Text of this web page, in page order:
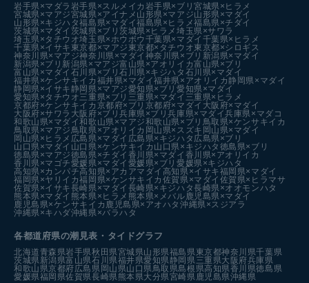
岩手県×マダラ 岩手県×スルメイカ 岩手県×ブリ宮城県×ヒラメ
宮城県×マアジ宮城県×アイナメ 山形県×マアジ山形県×マダイ
山形県×キジハタ福島県×マダイ福島県×ヒラメ福島県×チダイ
茨城県×マダイ 茨城県×ブリ茨城県×ヒラメ埼玉県×サワラ
埼玉県×タチウオ埼玉県×ホウボウ 千葉県×マダイ 千葉県×ヒラメ
千葉県×イサキ 東京都×マアジ 東京都×タチウオ東京都×シロギス
神奈川県×マアジ神奈川県×マダイ 神奈川県×ブリ 新潟県×マダイ
新潟県×ブリ 新潟県×マアジ富山県×アオリイカ富山県×ブリ
富山県×マダイ 石川県×ブリ石川県×キジハタ 石川県×マダイ
福井県×ケンサキイカ 福井県×マダイ福井県×アオリイカ静岡県×マダイ
静岡県×イサキ静岡県×マアジ愛知県×ブリ愛知県×マダイ
愛知県×タチウオ三重県×ブリ 三重県×マダイ 三重県×ヒラメ
京都府×ケンサキイカ 京都府×ブリ 京都府×マダイ 大阪府×マダイ
大阪府×サワラ 大阪府×ブリ兵庫県×ブリ兵庫県×マダイ兵庫県×マダコ
和歌山県×マダイ和歌山県×マアジ和歌山県×ブリ 鳥取県×ケンサキイカ
鳥取県×マアジ鳥取県×アオリイカ 岡山県×スズキ 岡山県×マダイ
岡山県×ヒラメ 広島県×マダイ 広島県×キジハタ 広島県×ブリ
山口県×マダイ 山口県×ケンサキイカ 山口県×キジハタ 徳島県×ブリ
徳島県×マアジ徳島県×チダイ 香川県×マダイ 香川県×アオリイカ
香川県×マゴチ愛媛県×マダイ 愛媛県×ブリ愛媛県×キジハタ
高知県×カンパチ高知県×アカアマダイ 高知県×イサキ福岡県×マダイ
福岡県×ヤリイカ福岡県×ケンサキイカ 佐賀県×マダイ 佐賀県×ヒラマサ
佐賀県×イサキ長崎県×マダイ 長崎県×キジハタ長崎県×オオモンハタ
熊本県×マダイ 熊本県×ヒラメ 熊本県×メバル鹿児島県×マダイ
鹿児島県×ケンサキイカ 鹿児島県×アオハタ沖縄県×スジアラ
沖縄県×キハダ沖縄県×バラハタ
各都道府県の潮見表 ・タイドグラフ
北海道青森県岩手県秋田県宮城県山形県福島県東京都神奈川県千葉県
茨城県新潟県富山県石川県福井県愛知県静岡県三重県大阪府兵庫県
和歌山県京都府広島県岡山県山口県鳥取県島根県高知県香川県徳島県
愛媛県福岡県佐賀県長崎県熊本県大分県宮崎県鹿児島県沖縄県